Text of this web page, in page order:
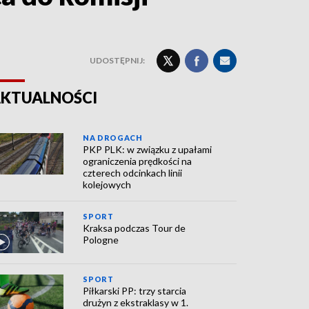
UDOSTĘPNIJ:
NA DROGACH
PKP PLK: w związku z upałami
ograniczenia prędkości na
czterech odcinkach linii
kolejowych
SPORT
Kraksa podczas Tour de
Pologne
SPORT
Piłkarski PP: trzy starcia
drużyn z ekstraklasy w 1.